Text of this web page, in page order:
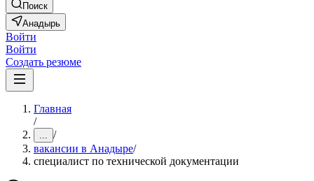
Поиск
Анадырь
Войти
Войти
Создать резюме
Главная
/
... /
вакансии в Анадыре/
специалист по технической документации